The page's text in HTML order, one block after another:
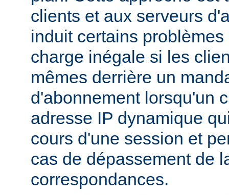
clients et aux serveurs
induit certains
charge inégale si les
mêmes derrière un
d'abonnement lorsqu'un
adresse IP dynamique
cours d'une session et
cas de dépassement de
correspondances.